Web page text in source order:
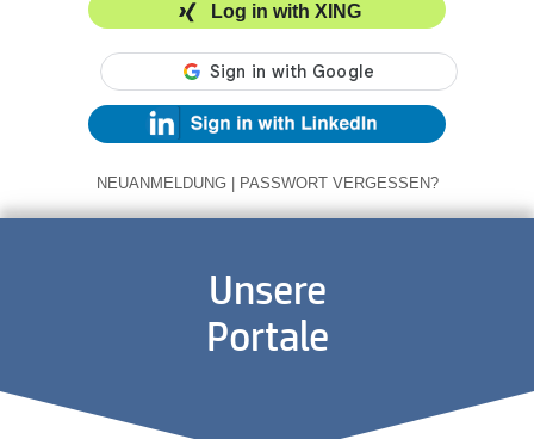
Log in with XING
NEUANMELDUNG | PASSWORT VERGESSEN?
Unsere
Portale